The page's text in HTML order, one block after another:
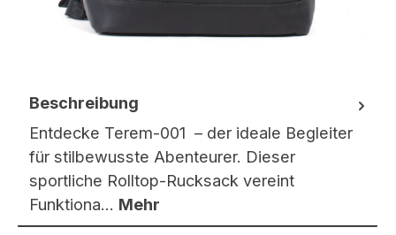
Beschreibung
Entdecke Terem-001 – der ideale Begleiter
für stilbewusste Abenteurer. Dieser
sportliche Rolltop-Rucksack vereint
Funktiona… Mehr